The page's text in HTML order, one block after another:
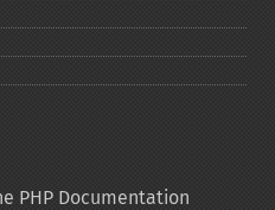
PHP Documentation